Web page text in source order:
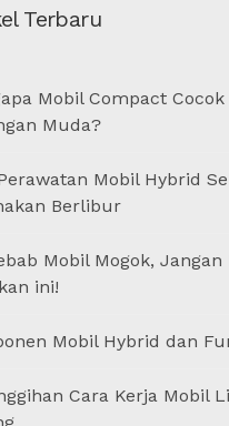
Terbaru
Mobil Compact
Muda?
Mobil Hybrid
Berlibur
Mobil Mogok, Jangan
ini!
Mobil Hybrid dan
Cara Kerja Mobil